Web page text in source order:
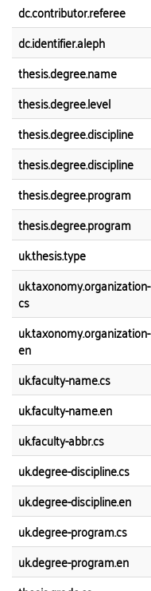
dc.contributor.referee
dc.identifier.aleph
thesis.degree.name
thesis.degree.level
thesis.degree.discipline
thesis.degree.discipline
thesis.degree.program
thesis.degree.program
uk.thesis.type
uk.taxonomy.organization-
cs
uk.taxonomy.organization-
en
uk.faculty-name.cs
uk.faculty-name.en
uk.faculty-abbr.cs
uk.degree-discipline.cs
uk.degree-discipline.en
uk.degree-program.cs
uk.degree-program.en